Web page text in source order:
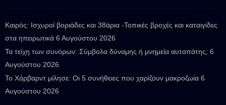
Καιρός: Ισχυροί βοριάδες και 38άρια -Τοπικές βροχές και καταιγίδες
στα ηπειρωτικά 6 Αυγούστου 2026
Τα τείχη των συνόρων: Σύμβολα δύναμης ή μνημεία αυταπάτης; 6
Αυγούστου 2026
Το Χάρβαρντ μίλησε: Οι 5 συνήθειες που χαρίζουν μακροζωία 6
Αυγούστου 2026